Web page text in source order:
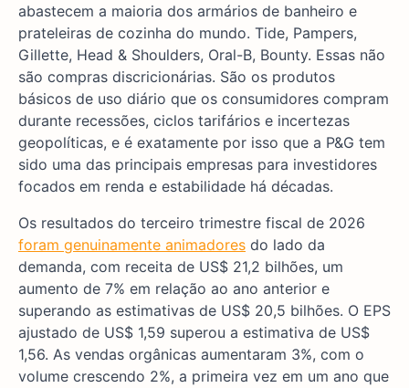
abastecem a maioria dos armários de banheiro e
prateleiras de cozinha do mundo. Tide, Pampers,
Gillette, Head & Shoulders, Oral-B, Bounty. Essas não
são compras discricionárias. São os produtos
básicos de uso diário que os consumidores compram
durante recessões, ciclos tarifários e incertezas
geopolíticas, e é exatamente por isso que a P&G tem
sido uma das principais empresas para investidores
focados em renda e estabilidade há décadas.
Os resultados do terceiro trimestre fiscal de 2026
foram genuinamente animadores do lado da
demanda, com receita de US$ 21,2 bilhões, um
aumento de 7% em relação ao ano anterior e
superando as estimativas de US$ 20,5 bilhões. O EPS
ajustado de US$ 1,59 superou a estimativa de US$
1,56. As vendas orgânicas aumentaram 3%, com o
volume crescendo 2%, a primeira vez em um ano que